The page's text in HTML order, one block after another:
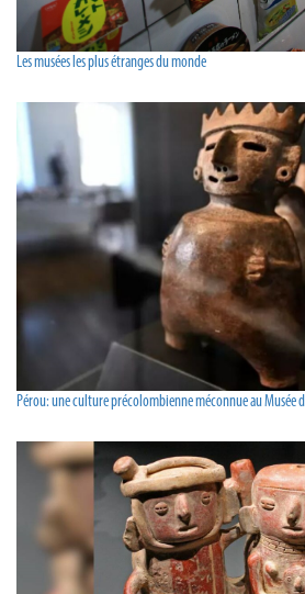
Les musées les plus étranges du monde
Pérou: une culture précolombienne méconnue au Musée